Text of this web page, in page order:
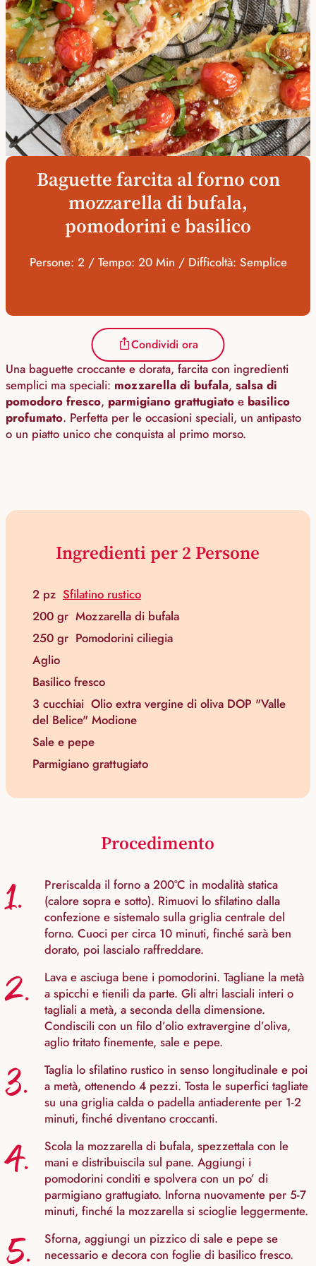
Baguette farcita al forno con
mozzarella di bufala,
pomodorini e basilico
Persone: 2 / Tempo: 20 Min / Difficoltà: Semplice
Condividi ora
Una baguette croccante e dorata, farcita con ingredienti
semplici ma speciali: mozzarella di bufala, salsa di
pomodoro fresco, parmigiano grattugiato e basilico
profumato. Perfetta per le occasioni speciali, un antipasto
o un piatto unico che conquista al primo morso.
Ingredienti per 2 Persone
2 pz Sfilatino rustico
200 gr Mozzarella di bufala
250 gr Pomodorini ciliegia
Aglio
Basilico fresco
3 cucchiai Olio extra vergine di oliva DOP "Valle
del Belice" Modione
Sale e pepe
Parmigiano grattugiato
Procedimento
1.
Preriscalda il forno a 200°C in modalità statica
(calore sopra e sotto). Rimuovi lo sfilatino dalla
confezione e sistemalo sulla griglia centrale del
forno. Cuoci per circa 10 minuti, finché sarà ben
dorato, poi lascialo raffreddare.
2.
Lava e asciuga bene i pomodorini. Tagliane la metà
a spicchi e tienili da parte. Gli altri lasciali interi o
tagliali a metà, a seconda della dimensione.
Condiscili con un filo d’olio extravergine d’oliva,
aglio tritato finemente, sale e pepe.
3.
Taglia lo sfilatino rustico in senso longitudinale e poi
a metà, ottenendo 4 pezzi. Tosta le superfici tagliate
su una griglia calda o padella antiaderente per 1-2
minuti, finché diventano croccanti.
4.
Scola la mozzarella di bufala, spezzettala con le
mani e distribuiscila sul pane. Aggiungi i
pomodorini conditi e spolvera con un po’ di
parmigiano grattugiato. Inforna nuovamente per 5-7
minuti, finché la mozzarella si scioglie leggermente.
5.
Sforna, aggiungi un pizzico di sale e pepe se
necessario e decora con foglie di basilico fresco.